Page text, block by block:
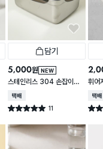
담기
NEW
5,000원
스테인리스 304 손잡이형
대용량 찬통 2.2 L
택배배송
별점 5.0점 11
건 작성
휘어
2 L
택배
별점